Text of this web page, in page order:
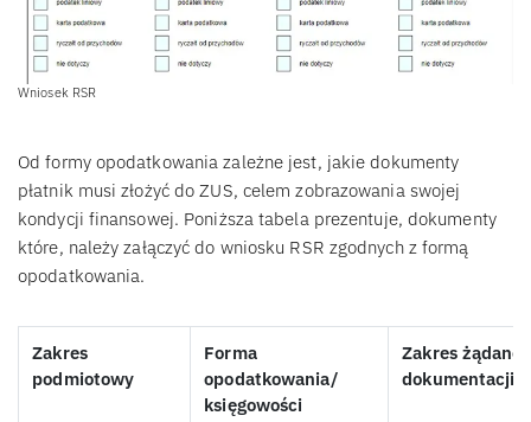
Wniosek RSR
Od formy opodatkowania zależne jest, jakie dokumenty
płatnik musi złożyć do ZUS, celem zobrazowania swojej
kondycji finansowej. Poniższa tabela prezentuje, dokumenty
które, należy załączyć do wniosku RSR zgodnych z formą
opodatkowania.
Zakres
podmiotowy
Forma
opodatkowania/
księgowości
Zakres żądanej
dokumentacji